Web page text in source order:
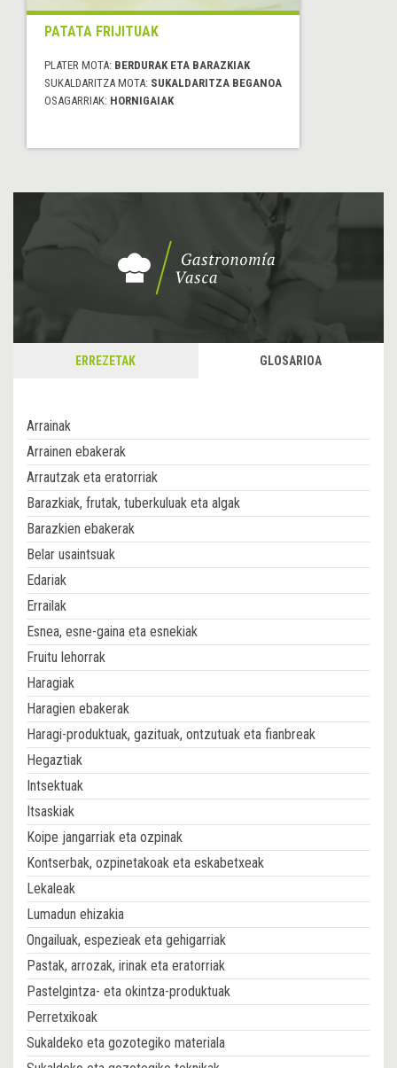
PATATA FRIJITUAK
PLATER MOTA: BERDURAK ETA BARAZKIAK
SUKALDARITZA MOTA: SUKALDARITZA BEGANOA
OSAGARRIAK: HORNIGAIAK
ERREZETAK GLOSARIOA
Arrainak
Arrainen ebakerak
Arrautzak eta eratorriak
Barazkiak, frutak, tuberkuluak eta algak
Barazkien ebakerak
Belar usaintsuak
Edariak
Errailak
Esnea, esne-gaina eta esnekiak
Fruitu lehorrak
Haragiak
Haragien ebakerak
Haragi-produktuak, gazituak, ontzutuak eta fianbreak
Hegaztiak
Intsektuak
Itsaskiak
Koipe jangarriak eta ozpinak
Kontserbak, ozpinetakoak eta eskabetxeak
Lekaleak
Lumadun ehizakia
Ongailuak, espezieak eta gehigarriak
Pastak, arrozak, irinak eta eratorriak
Pastelgintza- eta okintza-produktuak
Perretxikoak
Sukaldeko eta gozotegiko materiala